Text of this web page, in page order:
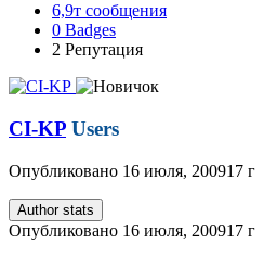
6,9т сообщения
0 Badges
2 Репутация
CI-KP Users
Опубликовано 16 июля, 200917 г
Author stats
Опубликовано 16 июля, 200917 г